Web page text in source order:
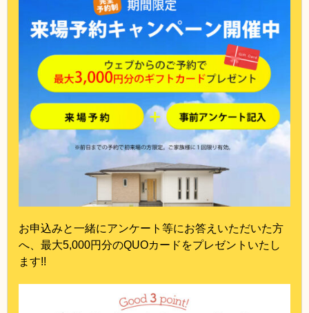
お申込みと一緒にアンケート等にお答えいただいた方
へ、最大5,000円分のQUOカードをプレゼントいたし
ます!!